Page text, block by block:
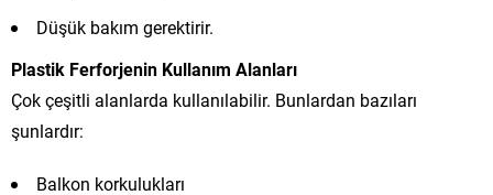
Düşük bakım gerektirir.
Plastik Ferforjenin Kullanım Alanları
Çok çeşitli alanlarda kullanılabilir. Bunlardan bazıları
şunlardır:
Balkon korkulukları